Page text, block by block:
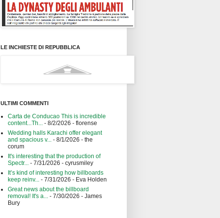
LE INCHIESTE DI REPUBBLICA
ULTIMI COMMENTI
Carta de Conducao This is incredible
content...Th... - 8/2/2026 - florense
Wedding halls Karachi offer elegant
and spacious v... - 8/1/2026 - the
corum
It's interesting that the production of
Spectr... - 7/31/2026 - cyrusmiley
It’s kind of interesting how billboards
keep reinv... - 7/31/2026 - Eva Holden
Great news about the billboard
removal! It's a... - 7/30/2026 - James
Bury